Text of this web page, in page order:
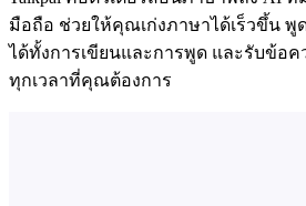
มือถือ ช่วยให้คุณเก่งภาษาได้เร็วขึ้น
ได้ทั้งการเขียนและการพูด และรับข้อค
ทุกเวลาที่คุณต้องการ